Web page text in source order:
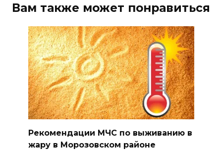
Вам также может понравиться
Рекомендации МЧС по выживанию в
жару в Морозовском районе